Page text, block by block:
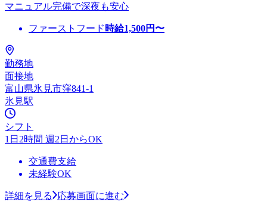
マニュアル完備で深夜も安心
ファーストフード 時給1,500円〜
勤務地
面接地
富山県氷見市窪841-1
氷見駅
シフト
1日2時間 週2日からOK
交通費支給
未経験OK
詳細を見る
応募画面に進む